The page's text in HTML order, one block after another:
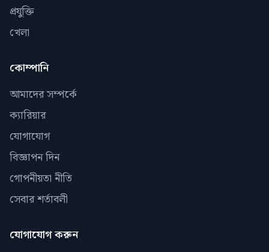
প্রযুক্তি
খেলা
কোম্পানি
আমাদের সম্পর্কে
ক্যারিয়ার
যোগাযোগ
বিজ্ঞাপন দিন
গোপনীয়তা নীতি
সেবার শর্তাবলী
যোগাযোগ করুন